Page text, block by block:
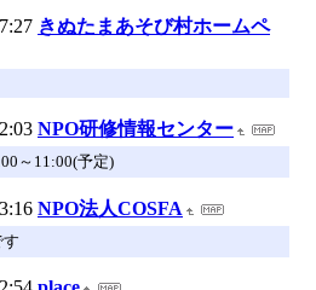
きぬたまあそび村ホームペ
NPO研修情報センター
～11:00(予定)
NPO法人COSFA